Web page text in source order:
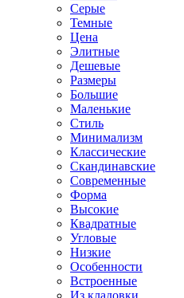
Серые
Темные
Цена
Элитные
Дешевые
Размеры
Большие
Маленькие
Стиль
Минимализм
Классические
Скандинавские
Современные
Форма
Высокие
Квадратные
Угловые
Низкие
Особенности
Встроенные
Из кладовки